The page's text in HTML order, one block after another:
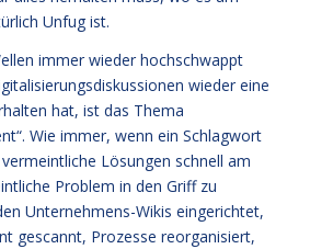
Unfug ist.
immer wieder hochschwappt
wieder eine
hat, ist das Thema
Wie immer, wenn ein Schlagwort
Lösungen schnell am
Problem in den Griff zu
Unternehmens-Wikis eingerichtet,
gescannt, Prozesse reorganisiert,